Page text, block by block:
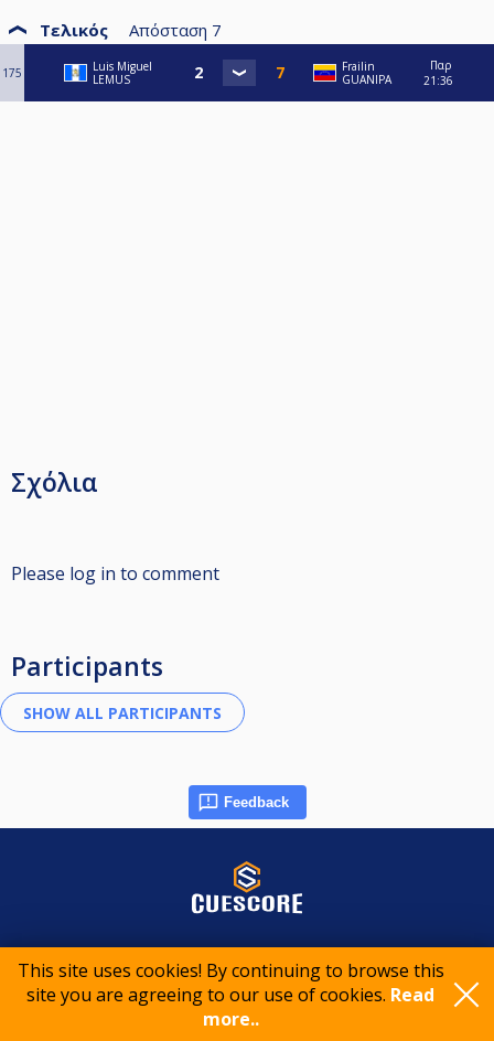
This site uses cookies! By continuing to browse this
site you are agreeing to our use of cookies. Read
more..
Τελικός Απόσταση 7
175
Luis Miguel
LEMUS
Frailin
GUANIPA
Παρ
21:36
Σχόλια
Please log in to comment
Participants
Feedback
© 2015-2026 CueScore International
Privacy policy